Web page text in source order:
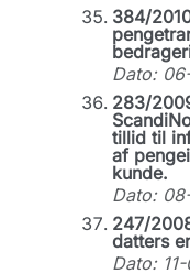
384/
Dato:
283/
tillid til
af
kunde.
Dato:
247/
datters
Dato: